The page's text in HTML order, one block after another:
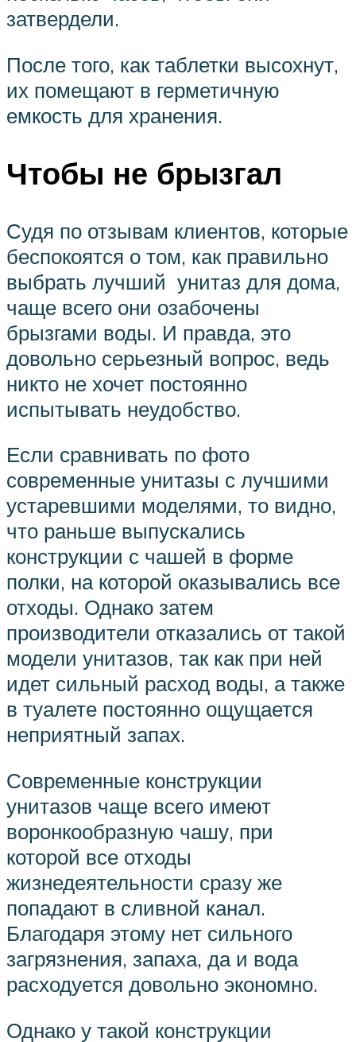
затвердели.
После того, как таблетки высохнут,
их помещают в герметичную
емкость для хранения.
Чтобы не брызгал
Судя по отзывам клиентов, которые
беспокоятся о том, как правильно
выбрать лучший унитаз для дома,
чаще всего они озабочены
брызгами воды. И правда, это
довольно серьезный вопрос, ведь
никто не хочет постоянно
испытывать неудобство.
Если сравнивать по фото
современные унитазы с лучшими
устаревшими моделями, то видно,
что раньше выпускались
конструкции с чашей в форме
полки, на которой оказывались все
отходы. Однако затем
производители отказались от такой
модели унитазов, так как при ней
идет сильный расход воды, а также
в туалете постоянно ощущается
неприятный запах.
Современные конструкции
унитазов чаще всего имеют
воронкообразную чашу, при
которой все отходы
жизнедеятельности сразу же
попадают в сливной канал.
Благодаря этому нет сильного
загрязнения, запаха, да и вода
расходуется довольно экономно.
Однако у такой конструкции